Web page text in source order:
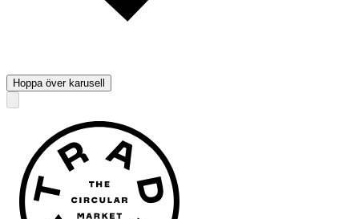
Hoppa över karusell